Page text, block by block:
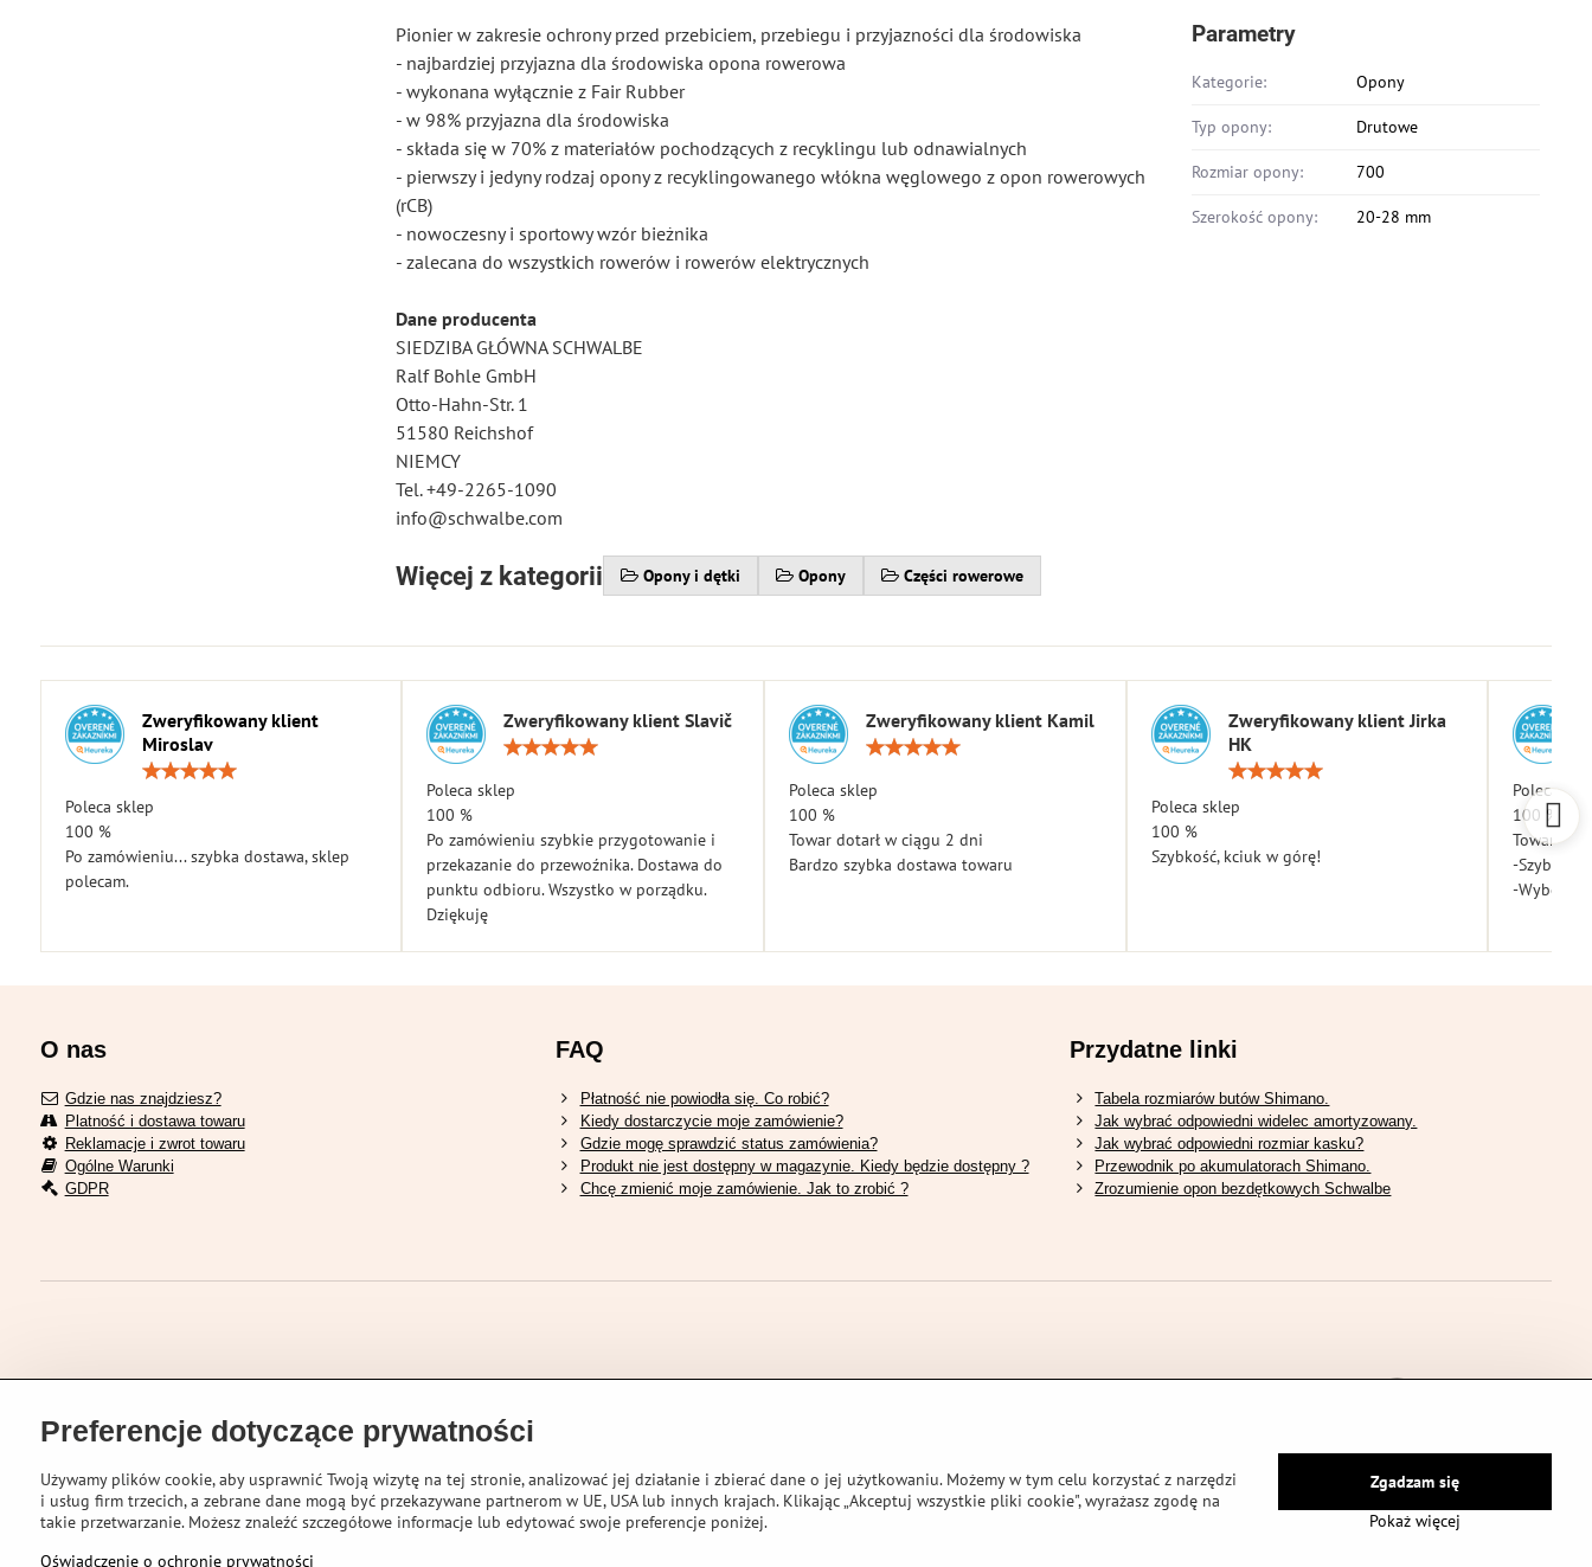
Pionier w zakresie ochrony przed przebiciem, przebiegu i przyjazności dla środowiska
- najbardziej przyjazna dla środowiska opona rowerowa
- wykonana wyłącznie z Fair Rubber
- w 98% przyjazna dla środowiska
- składa się w 70% z materiałów pochodzących z recyklingu lub odnawialnych
- pierwszy i jedyny rodzaj opony z recyklingowanego włókna węglowego z opon rowerowych
(rCB)
- nowoczesny i sportowy wzór bieżnika
- zalecana do wszystkich rowerów i rowerów elektrycznych
Dane producenta
SIEDZIBA GŁÓWNA SCHWALBE
Ralf Bohle GmbH
Otto-Hahn-Str. 1
51580 Reichshof
NIEMCY
Tel. +49-2265-1090
info@schwalbe.com
Więcej z kategorii Opony i dętki Opony Części rowerowe
Parametry
Kategorie: Opony
Typ opony: Drutowe
Rozmiar opony: 700
Szerokość opony: 20-28 mm
Zweryfikowany klient
Miroslav
Poleca sklep
100 %
Po zamówieniu... szybka dostawa, sklep
polecam.
Zweryfikowany klient Slavič
Poleca sklep
100 %
Po zamówieniu szybkie przygotowanie i
przekazanie do przewoźnika. Dostawa do
punktu odbioru. Wszystko w porządku.
Dziękuję
Zweryfikowany klient Kamil
Poleca sklep
100 %
Towar dotarł w ciągu 2 dni
Bardzo szybka dostawa towaru
Zweryfikowany klient Jirka
HK
Poleca sklep
100 %
Szybkość, kciuk w górę!
Poleca
100 %
Towar
-Szybkość
-Wybór
O nas
Gdzie nas znajdziesz?
Platność i dostawa towaru
Reklamacje i zwrot towaru
Ogólne Warunki
GDPR
FAQ
Płatność nie powiodła się. Co robić?
Kiedy dostarczycie moje zamówienie?
Gdzie mogę sprawdzić status zamówienia?
Produkt nie jest dostępny w magazynie. Kiedy będzie dostępny ?
Chcę zmienić moje zamówienie. Jak to zrobić ?
Przydatne linki
Tabela rozmiarów butów Shimano.
Jak wybrać odpowiedni widelec amortyzowany.
Jak wybrać odpowiedni rozmiar kasku?
Przewodnik po akumulatorach Shimano.
Zrozumienie opon bezdętkowych Schwalbe
Preferencje dotyczące prywatności
Używamy plików cookie, aby usprawnić Twoją wizytę na tej stronie, analizować jej działanie i zbierać dane o jej użytkowaniu. Możemy w tym celu korzystać z narzędzi
i usług firm trzecich, a zebrane dane mogą być przekazywane partnerom w UE, USA lub innych krajach. Klikając „Akceptuj wszystkie pliki cookie", wyrażasz zgodę na
takie przetwarzanie. Możesz znaleźć szczegółowe informacje lub edytować swoje preferencje poniżej.
Oświadczenie o ochronie prywatności
Pokaż więcej
Zgadzam się